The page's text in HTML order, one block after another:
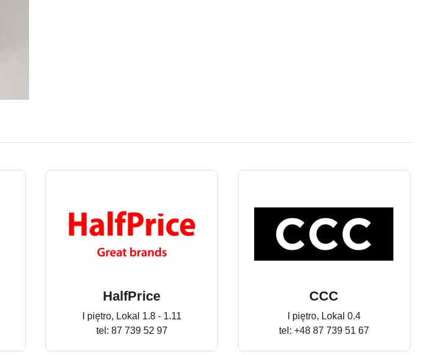
HalfPrice
I piętro, Lokal 1.8 - 1.11
tel: 87 739 52 97
CCC
I piętro, Lokal 0.4
tel: +48 87 739 51 67